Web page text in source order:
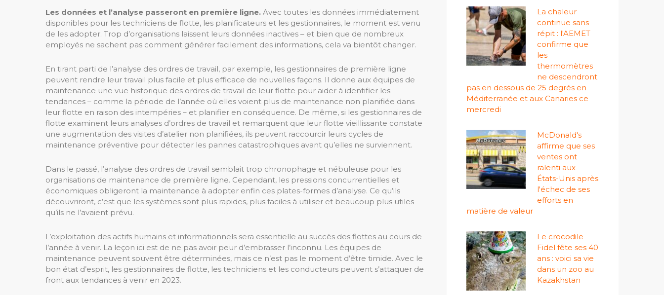
Les données et l’analyse passeront en première ligne. Avec toutes les données immédiatement
disponibles pour les techniciens de flotte, les planificateurs et les gestionnaires, le moment est venu
de les adopter. Trop d’organisations laissent leurs données inactives – et bien que de nombreux
employés ne sachent pas comment générer facilement des informations, cela va bientôt changer.
En tirant parti de l’analyse des ordres de travail, par exemple, les gestionnaires de première ligne
peuvent rendre leur travail plus facile et plus efficace de nouvelles façons. Il donne aux équipes de
maintenance une vue historique des ordres de travail de leur flotte pour aider à identifier les
tendances – comme la période de l’année où elles voient plus de maintenance non planifiée dans
leur flotte en raison des intempéries – et planifier en conséquence. De même, si les gestionnaires de
flotte examinent leurs analyses d’ordres de travail et remarquent que leur flotte vieillissante constate
une augmentation des visites d’atelier non planifiées, ils peuvent raccourcir leurs cycles de
maintenance préventive pour détecter les pannes catastrophiques avant qu’elles ne surviennent.
Dans le passé, l’analyse des ordres de travail semblait trop chronophage et nébuleuse pour les
organisations de maintenance de première ligne. Cependant, les pressions concurrentielles et
économiques obligeront la maintenance à adopter enfin ces plates-formes d’analyse. Ce qu’ils
découvriront, c’est que les systèmes sont plus rapides, plus faciles à utiliser et beaucoup plus utiles
qu’ils ne l’avaient prévu.
L’exploitation des actifs humains et informationnels sera essentielle au succès des flottes au cours de
l’année à venir. La leçon ici est de ne pas avoir peur d’embrasser l’inconnu. Les équipes de
maintenance peuvent souvent être déterminées, mais ce n’est pas le moment d’être timide. Avec le
bon état d’esprit, les gestionnaires de flotte, les techniciens et les conducteurs peuvent s’attaquer de
front aux tendances à venir en 2023.
La chaleur
continue sans
répit : l'AEMET
confirme que
les
thermomètres
ne descendront
pas en dessous de 25 degrés en
Méditerranée et aux Canaries ce
mercredi
McDonald's
affirme que ses
ventes ont
ralenti aux
États-Unis après
l'échec de ses
efforts en
matière de valeur
Le crocodile
Fidel fête ses 40
ans : voici sa vie
dans un zoo au
Kazakhstan